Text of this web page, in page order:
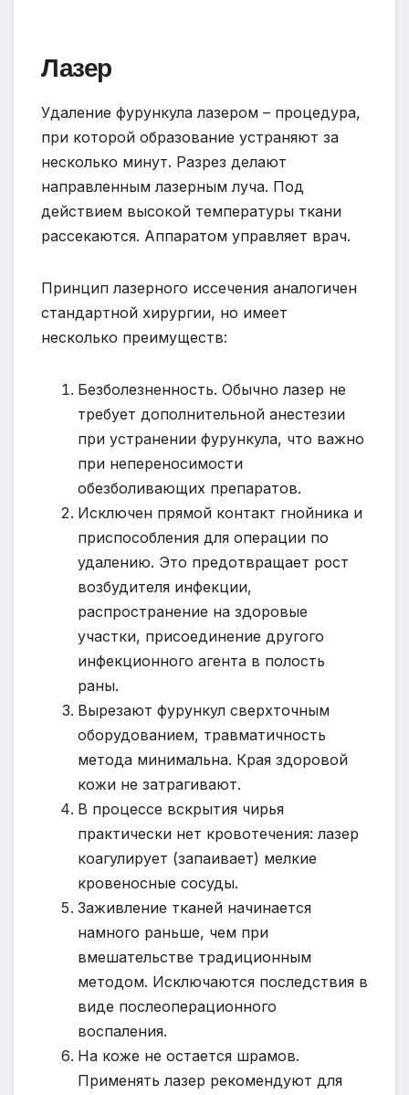
Лазер
Удаление фурункула лазером – процедура,
при которой образование устраняют за
несколько минут. Разрез делают
направленным лазерным луча. Под
действием высокой температуры ткани
рассекаются. Аппаратом управляет врач.
Принцип лазерного иссечения аналогичен
стандартной хирургии, но имеет
несколько преимуществ:
Безболезненность. Обычно лазер не
требует дополнительной анестезии
при устранении фурункула, что важно
при непереносимости
обезболивающих препаратов.
Исключен прямой контакт гнойника и
приспособления для операции по
удалению. Это предотвращает рост
возбудителя инфекции,
распространение на здоровые
участки, присоединение другого
инфекционного агента в полость
раны.
Вырезают фурункул сверхточным
оборудованием, травматичность
метода минимальна. Края здоровой
кожи не затрагивают.
В процессе вскрытия чирья
практически нет кровотечения: лазер
коагулирует (запаивает) мелкие
кровеносные сосуды.
Заживление тканей начинается
намного раньше, чем при
вмешательстве традиционным
методом. Исключаются последствия в
виде послеоперационного
воспаления.
На коже не остается шрамов.
Применять лазер рекомендуют для